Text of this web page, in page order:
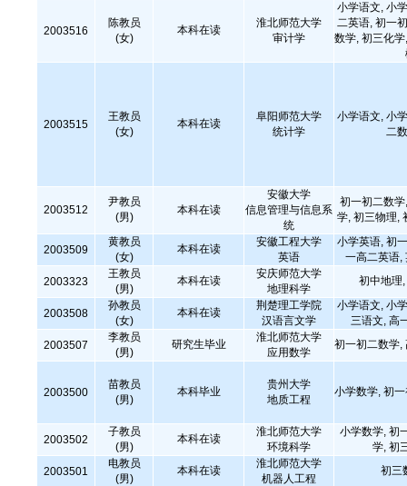
2003516
陈教员
(女)
本科在读
淮北师范大学
审计学
小学语文, 小
二英语, 初一
数学, 初三化
2003515
王教员
(女)
本科在读
阜阳师范大学
统计学
小学语文, 小
二
2003512
尹教员
(男)
本科在读
安徽大学
信息管理与信息系
统
初一初二数
学, 初三物理,
2003509
黄教员
(女)
本科在读
安徽工程大学
英语
小学英语, 初
一高二英语,
2003323
王教员
(男)
本科在读
安庆师范大学
地理科学
初中地理
2003508
孙教员
(女)
本科在读
荆楚理工学院
汉语言文学
小学语文, 小
三语文, 高
2003507
李教员
(男)
研究生毕业
淮北师范大学
应用数学
初一初二数学,
2003500
苗教员
(男)
本科毕业
贵州大学
地质工程
小学数学, 初
2003502
子教员
(男)
本科在读
淮北师范大学
环境科学
小学数学, 初
学, 初
2003501
电教员
(男)
本科在读
淮北师范大学
机器人工程
初三